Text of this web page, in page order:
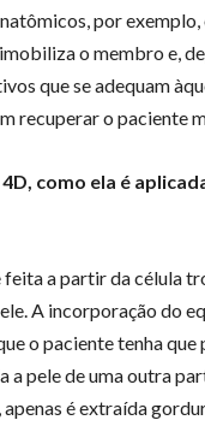
por exemplo,
o membro e,
que se adequam
recuperar o paciente
como ela é
a partir da célula
A incorporação do
o paciente tenha que
pele de uma outra
é extraída